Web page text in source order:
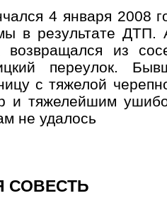
4 января 2008
в результате ДТП.
возвращался из
переулок.
с тяжелой
и тяжелейшим
не удалось
СОВЕСТЬ